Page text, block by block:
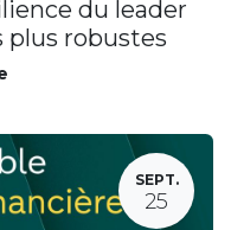
du leader
plus robustes
SEPT.
25